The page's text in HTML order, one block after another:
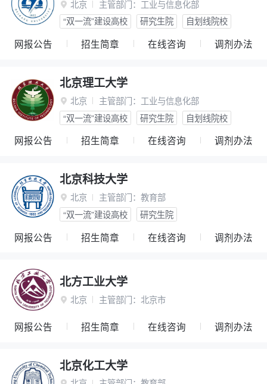
 北京 主管部门： 工业与信息化部
“双一流”建设高校
研究生院 自划线院校
网报公告 招生简章 在线咨询 调剂办法
北京理工大学
 北京 主管部门： 工业与信息化部
“双一流”建设高校
研究生院 自划线院校
网报公告 招生简章 在线咨询 调剂办法
北京科技大学
 北京 主管部门： 教育部
“双一流”建设高校
研究生院
网报公告 招生简章 在线咨询 调剂办法
北方工业大学
 北京 主管部门： 北京市
网报公告 招生简章 在线咨询 调剂办法
北京化工大学